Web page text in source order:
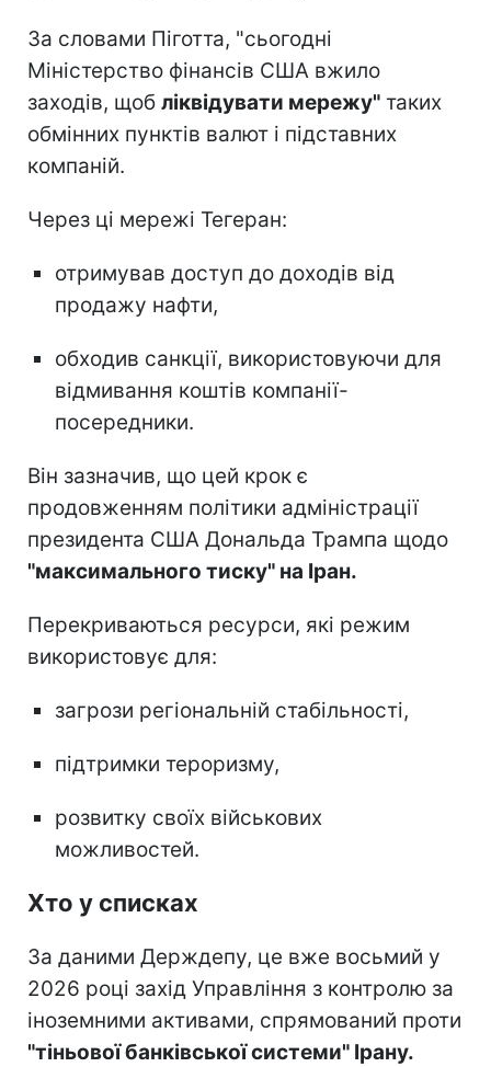
За словами Піготта, "сьогодні
Міністерство фінансів США вжило
заходів, щоб ліквідувати мережу" таких
обмінних пунктів валют і підставних
компаній.
Через ці мережі Тегеран:
отримував доступ до доходів від
продажу нафти,
обходив санкції, використовуючи для
відмивання коштів компанії-
посередники.
Він зазначив, що цей крок є
продовженням політики адміністрації
президента США Дональда Трампа щодо
"максимального тиску" на Іран.
Перекриваються ресурси, які режим
використовує для:
загрози регіональній стабільності,
підтримки тероризму,
розвитку своїх військових
можливостей.
Хто у списках
За даними Держдепу, це вже восьмий у
2026 році захід Управління з контролю за
іноземними активами, спрямований проти
"тіньової банківської системи" Ірану.